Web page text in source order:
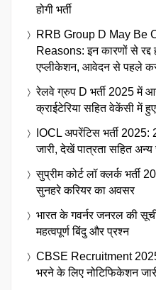
होगी भर्ती
RRB Group D May Be
Reasons: इन कारणों से
एप्लीकेशन, आवेदन से पहले
रेलवे ग्रुप D भर्ती 2025 में
क्राईटेरिया सहित वेकेंसी में
IOCL अपरेंटिस भर्ती 2025:
जारी, देखें पात्रता सहित अन्य
सुप्रीम कोर्ट लॉ क्लर्क
सुनहरे करियर का अवसर
भारत के गवर्नर जनरल की
महत्वपूर्ण बिंदु और प्रश्न
CBSE Recruitment
भरने के लिए नोटिफिकेशन